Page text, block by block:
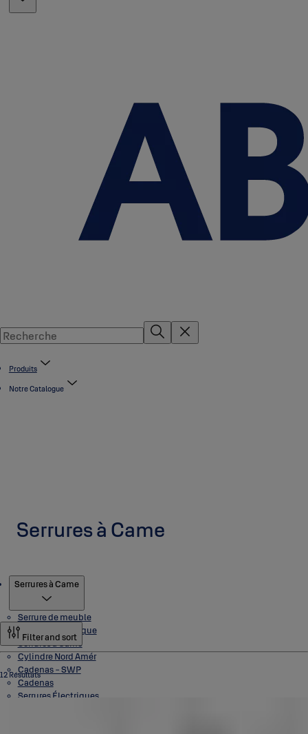
Produits
Notre Catalogue
Serrures à Came
Serrures à Came
Serrure de meuble
Serrure en applique
Serrures à Came
Cylindre Nord Amér
Cadenas - SWP
Cadenas
Serrures Électriques
Filter and sort
12 Résultats